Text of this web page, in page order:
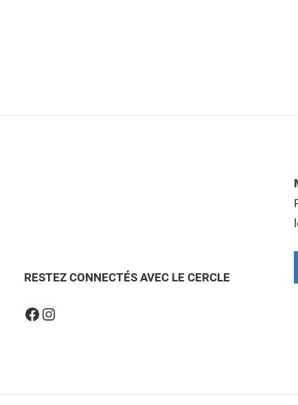
RESTEZ CONNECTÉS AVEC LE CERCLE
Facebook
Instagram